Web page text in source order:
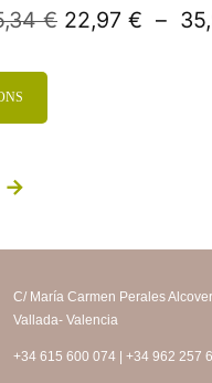
€ 22,97 € –
→
C/ María Carmen Perales
Vallada- Valencia
+34 615 600 074 | +34 962 257